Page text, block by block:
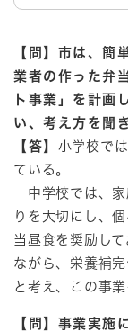
【問】市は、簡
業者の作った弁
ト事業」を計画
い、考え方を聞
【答】 小学校で
ている。
中学校では、家
りを大切にし、
当昼食を奨励し
ながら、栄養補
と考え、この事業
【問】事業実施